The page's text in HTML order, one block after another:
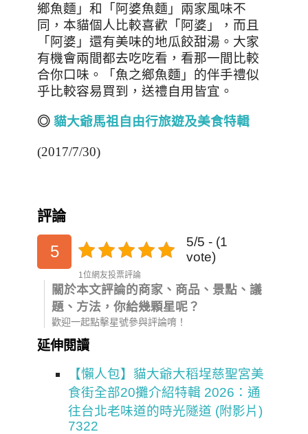
鄉魚麵」和「阿婆魚麵」兩家風味不
同，本貓個人比較喜歡「阿婆」，而且
「阿婆」還有美味的地瓜餃甜湯。大家
有機會兩間都去吃吃看，看那一間比較
合你口味。「魚之鄉魚麵」的伴手禮似
乎比較容易買到，送禮自用皆宜。
◎ 貓大爺馬祖自由行旅遊及美食特輯
(2017/7/30)
評論
5
5/5 - (1
vote)
1位網友投票評論
關於本文評論的商家、商品、景點、議
題、方法，你給幾顆星呢？
歡迎一起點擊星號參與評論唷！
延伸閱讀
【懶人包】貓大爺大稻埕慈聖宮美
食街全部20攤介紹特輯 2026：通
往台北老味道的時光隧道 (附影片)
7322